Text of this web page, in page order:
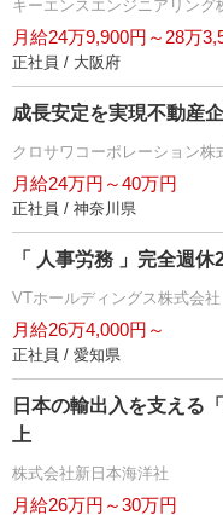
キーエンスエンジニアリング
月給24万9,900円～28万
正社員 / 大阪府
成長安定を実現不動産
クロサワコーポレーション株
月給24万円～40万円
正社員 / 神奈川県
「 人事労務 」完全週
VTホールディングス株式会社
月給26万4,000円～
正社員 / 愛知県
日本の輸出入を支える
上
株式会社新日本海洋社
月給26万円～30万円